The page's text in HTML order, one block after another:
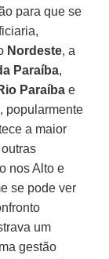
para que se
Nordeste, a
Paraíba,
Paraíba e
, popularmente
a maior
nos Alto e
se pode ver
um
gestão